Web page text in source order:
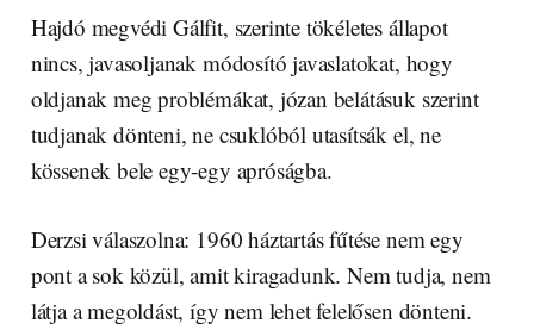
Hajdó megvédi Gálfit, szerinte tökéletes állapot
nincs, javasoljanak módosító javaslatokat, hogy
oldjanak meg problémákat, józan belátásuk szerint
tudjanak dönteni, ne csuklóból utasítsák el, ne
kössenek bele egy-egy apróságba.
Derzsi válaszolna: 1960 háztartás fűtése nem egy
pont a sok közül, amit kiragadunk. Nem tudja, nem
látja a megoldást, így nem lehet felelősen dönteni.